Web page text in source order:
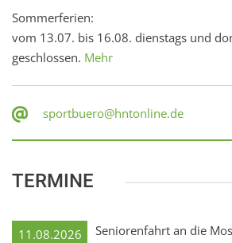
Sommerferien:
vom 13.07. bis 16.08. dienstags und
geschlossen. Mehr
sportbuero@hntonline.de
TERMINE
11.08.2026 Seniorenfahrt an die